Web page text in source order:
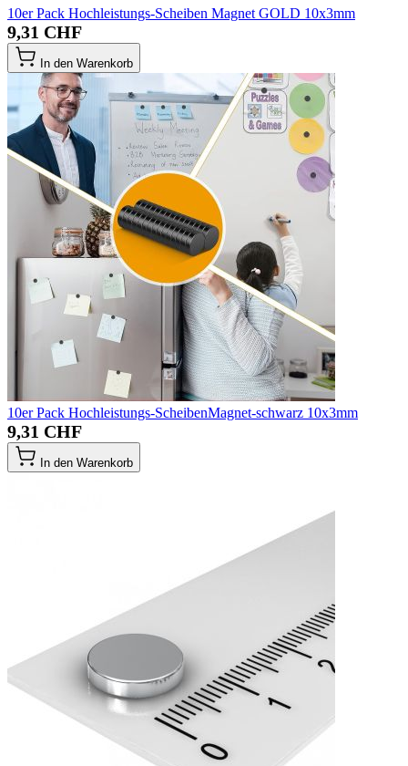
10er Pack Hochleistungs-Scheiben Magnet GOLD 10x3mm
9,31 CHF
In den Warenkorb
10er Pack Hochleistungs-ScheibenMagnet-schwarz 10x3mm
9,31 CHF
In den Warenkorb